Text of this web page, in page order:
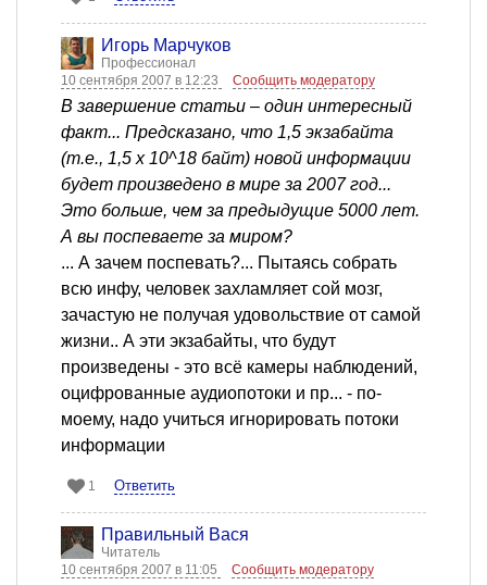
Игорь Марчуков
Профессионал
10 сентября 2007 в 12:23
Сообщить модератору
В завершение статьи – один интересный
факт... Предсказано, что 1,5 экзабайта
(т.е., 1,5 x 10^18 байт) новой информации
будет произведено в мире за 2007 год...
Это больше, чем за предыдущие 5000 лет.
А вы поспеваете за миром?
... А зачем поспевать?... Пытаясь собрать
всю инфу, человек захламляет сой мозг,
зачастую не получая удовольствие от самой
жизни.. А эти экзабайты, что будут
произведены - это всё камеры наблюдений,
оцифрованные аудиопотоки и пр... - по-
моему, надо учиться игнорировать потоки
информации
1 Ответить
Правильный Вася
Читатель
10 сентября 2007 в 11:05
Сообщить модератору